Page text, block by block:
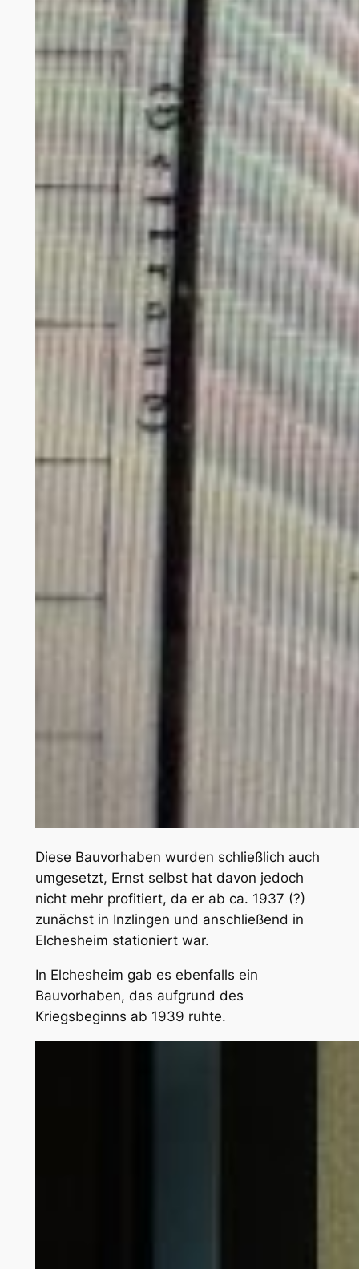
Diese Bauvorhaben wurden schließlich auch
umgesetzt, Ernst selbst hat davon jedoch
nicht mehr profitiert, da er ab ca. 1937 (?)
zunächst in Inzlingen und anschließend in
Elchesheim stationiert war.
In Elchesheim gab es ebenfalls ein
Bauvorhaben, das aufgrund des
Kriegsbeginns ab 1939 ruhte.